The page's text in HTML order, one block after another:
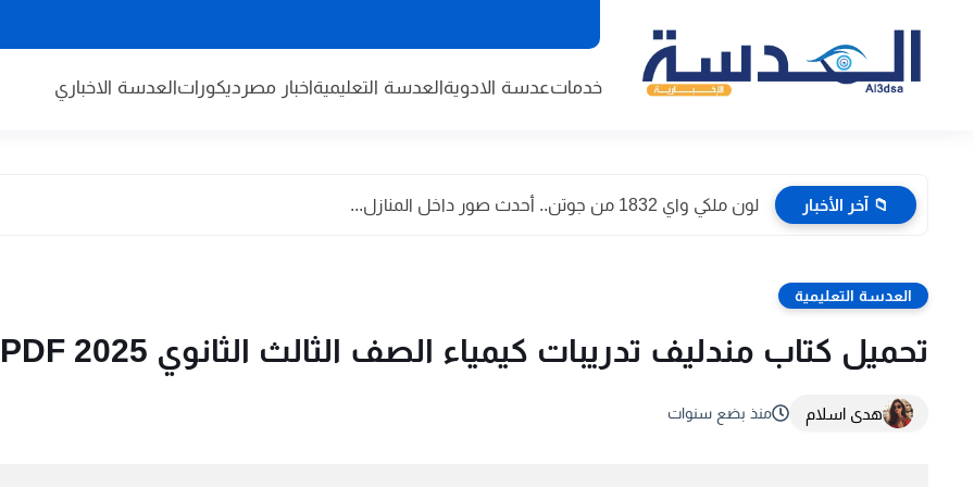
خدماتعدسة الادويةالعدسة التعليميةاخبار مصر ديكوراتالعدسة الاخباري
📁 آخر الأخبار لون ملكي واي 1832 من جوتن.. أحدث صور داخل المنازل...
العدسة التعليمية
تحميل كتاب مندليف تدريبات كيمياء الصف الثالث الثانوي 2025 PDF كامل
هدى اسلام منذ بضع سنوات